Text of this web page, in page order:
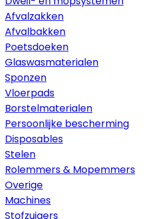
Afvalzakken
Afvalbakken
Poetsdoeken
Glaswasmaterialen
Sponzen
Vloerpads
Borstelmaterialen
Persoonlijke bescherming
Disposables
Stelen
Rolemmers & Mopemmers
Overige
Machines
Stofzuigers